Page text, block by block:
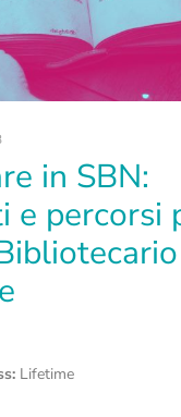
e percorsi
Lifetime